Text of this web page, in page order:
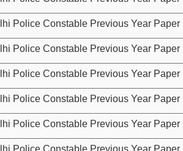
Police Constable Previous Year
Police Constable Previous Year
Police Constable Previous Year
Police Constable Previous Year
Police Constable Previous Year
Police Constable Previous Year